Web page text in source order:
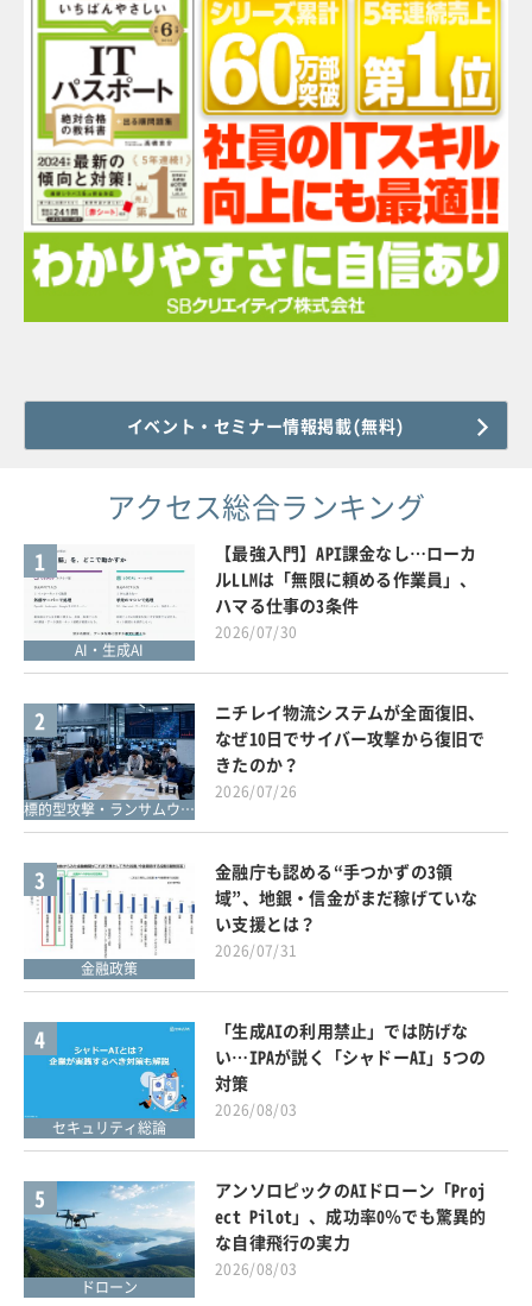
イベント・セミナー情報掲載(無料)
アクセス総合ランキング
1
AI・生成AI
【最強入門】API課金なし…ローカ
ルLLMは「無限に頼める作業員」、
ハマる仕事の3条件
2026/07/30
2
標的型攻撃・ランサムウェア対策
ニチレイ物流システムが全面復旧、
なぜ10日でサイバー攻撃から復旧で
きたのか？
2026/07/26
3
金融政策
金融庁も認める“手つかずの3領
域”、地銀・信金がまだ稼げていな
い支援とは？
2026/07/31
4
セキュリティ総論
「生成AIの利用禁止」では防げな
い…IPAが説く「シャドーAI」5つの
対策
2026/08/03
5
ドローン
アンソロピックのAIドローン「Proj
ect Pilot」、成功率0％でも驚異的
な自律飛行の実力
2026/08/03